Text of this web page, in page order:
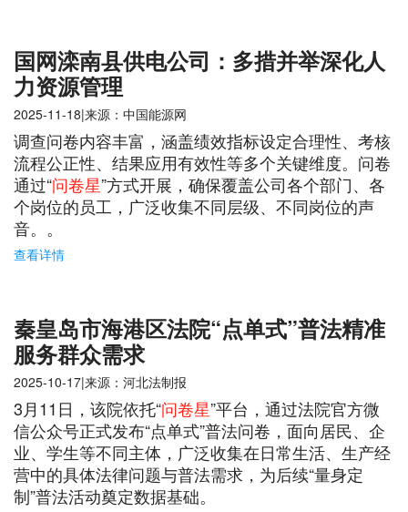
国网滦南县供电公司：多措并举深化人
力资源管理
2025-11-18|来源：中国能源网
调查问卷内容丰富，涵盖绩效指标设定合理性、考核
流程公正性、结果应用有效性等多个关键维度。问卷
通过“问卷星”方式开展，确保覆盖公司各个部门、各
个岗位的员工，广泛收集不同层级、不同岗位的声
音。。
查看详情
秦皇岛市海港区法院“点单式”普法精准
服务群众需求
2025-10-17|来源：河北法制报
3月11日，该院依托“问卷星”平台，通过法院官方微
信公众号正式发布“点单式”普法问卷，面向居民、企
业、学生等不同主体，广泛收集在日常生活、生产经
营中的具体法律问题与普法需求，为后续“量身定
制”普法活动奠定数据基础。